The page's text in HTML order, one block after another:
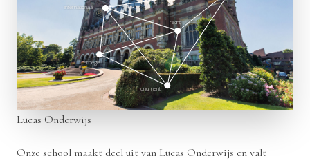
recht
carnegie
internationaal
monument
Lucas Onderwijs
Onze school maakt deel uit van Lucas Onderwijs en valt